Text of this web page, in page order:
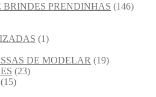
BRINDES PRENDINHAS (146)
(1)
DE MODELAR (19)
(23)
(15)